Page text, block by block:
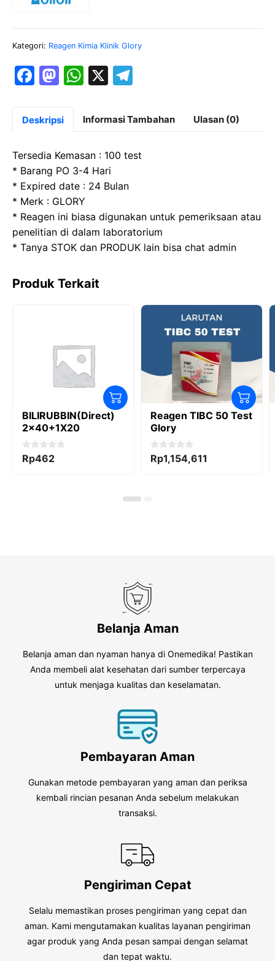
Kategori: Reagen Kimia Klinik Glory
F
c
b
o
o
k
M
st
d
o
n
W
at
s
A
p
p
X
e
gr
a
Deskripsi Informasi Tambahan Ulasan (0)
Tersedia Kemasan : 100 test
* Barang PO 3-4 Hari
* Expired date : 24 Bulan
* Merk : GLORY
* Reagen ini biasa digunakan untuk pemeriksaan atau
penelitian di dalam laboratorium
* Tanya STOK dan PRODUK lain bisa chat admin
Produk Terkait
BILIRUBBIN(Direct)
2×40+1X20
0
o
Rp462
Reagen TIBC 50 Test
Glory
0
o
Rp1,154,611
Belanja Aman
Belanja aman dan nyaman hanya di Onemedika! Pastikan
Anda membeli alat kesehatan dari sumber terpercaya
untuk menjaga kualitas dan keselamatan.
Pembayaran Aman
Gunakan metode pembayaran yang aman dan periksa
kembali rincian pesanan Anda sebelum melakukan
transaksi.
Pengiriman Cepat
Selalu memastikan proses pengiriman yang cepat dan
aman. Kami mengutamakan kualitas layanan pengiriman
agar produk yang Anda pesan sampai dengan selamat
dan tepat waktu.